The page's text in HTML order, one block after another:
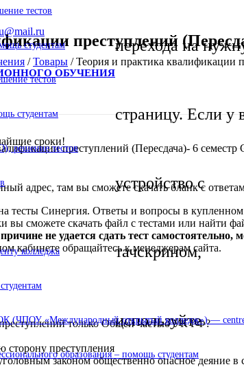
ОБУЧЕНИЯ
сроки!
перехода на
страницу. Если у
устройство с
тачскрином,
используйте
тестов
студентам
тестов
студентам
тестов
колледжа
(ЧПОУ «Международный открытый колледж») —
образования – помощь студентам
преступлений
/Товары /Теория и практика квалификации
преступлений (Пересдача)- 6 семестр
адрес, там вы сможете скачать бланк с
тесты Синергия. Ответы и вопросы в
вы сможете скачать файл с тестами или найти
не удается сдать тест самостоятельно,
кабинете обращайтесь к менеджерам сайта.
только Общей частью УК РФ?
сторону преступления
законом общественно опасное деяние